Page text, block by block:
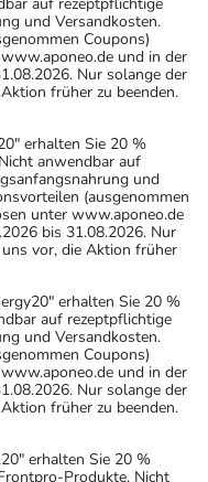
und Versandkosten.
Coupons)
und in der
Nur solange der
früher zu beenden.
erhalten Sie 20 %
anwendbar auf
und
(ausgenommen
unter www.aponeo.de
bis 31.08.2026. Nur
vor, die Aktion früher
erhalten Sie 20 %
auf rezeptpflichtige
und Versandkosten.
Coupons)
und in der
Nur solange der
früher zu beenden.
erhalten Sie 20 %
Produkte. Nicht